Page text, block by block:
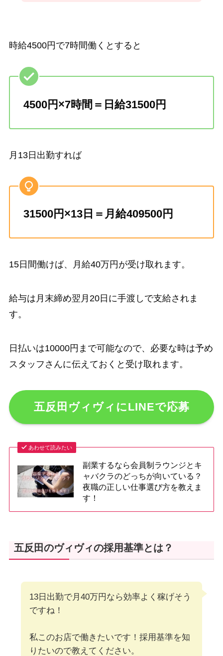
時給4500円で7時間働くとすると
4500円×7時間＝日給31500円
月13日出勤すれば
31500円×13日＝月給409500円
15日間働けば、月給40万円が受け取れます。
給与は月末締め翌月20日に手渡しで支給されま
す。
日払いは10000円まで可能なので、必要な時は予め
スタッフさんに伝えておくと受け取れます。
五反田ヴィヴィにLINEで応募
あわせて読みたい
副業するなら会員制ラウンジとキ
ャバクラのどっちが向いている？
夜職の正しい仕事選び方を教えま
す！
五反田のヴィヴィの採用基準とは？
13日出勤で月40万円なら効率よく稼げそう
ですね！
私このお店で働きたいです！採用基準を知
りたいので教えてください。